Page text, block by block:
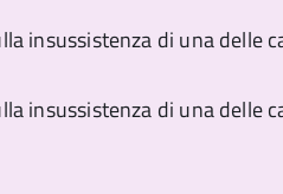
insussistenza di una delle
insussistenza di una delle